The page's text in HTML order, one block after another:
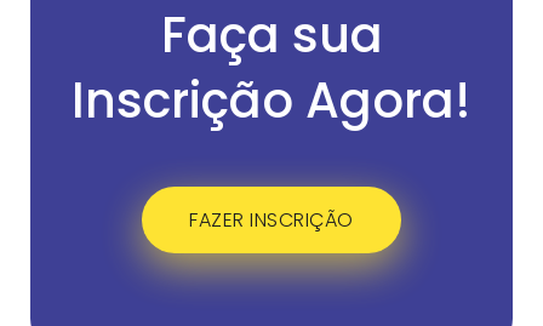
Faça sua
Inscrição Agora!
FAZER INSCRIÇÃO